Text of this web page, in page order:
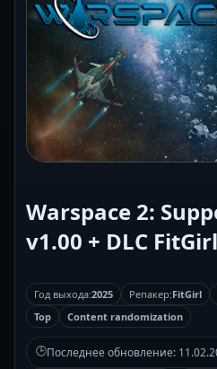
Warspace 2:
v1.00 + DLC FitGirl
Год выхода:2025 Репакер:FitGirl
Top
Content randomization
🕒Последнее обновление: